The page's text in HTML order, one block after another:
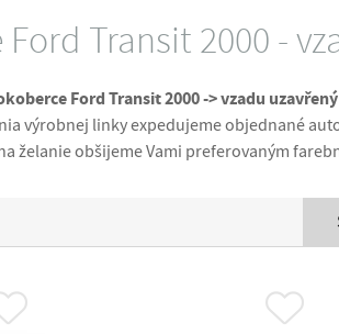
Transit 2000 -
Ford Transit 2000 -> vzadu uzavřený
výrobnej linky expedujeme objednané
želanie obšijeme Vami preferovaným